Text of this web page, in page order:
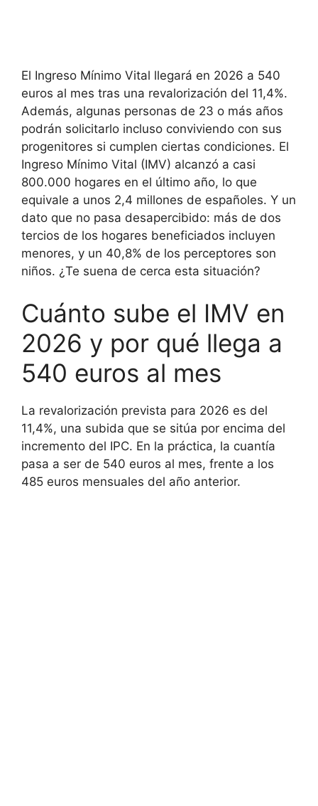
El Ingreso Mínimo Vital llegará en 2026 a 540
euros al mes tras una revalorización del 11,4%.
Además, algunas personas de 23 o más años
podrán solicitarlo incluso conviviendo con sus
progenitores si cumplen ciertas condiciones. El
Ingreso Mínimo Vital (IMV) alcanzó a casi
800.000 hogares en el último año, lo que
equivale a unos 2,4 millones de españoles. Y un
dato que no pasa desapercibido: más de dos
tercios de los hogares beneficiados incluyen
menores, y un 40,8% de los perceptores son
niños. ¿Te suena de cerca esta situación?
Cuánto sube el IMV en
2026 y por qué llega a
540 euros al mes
La revalorización prevista para 2026 es del
11,4%, una subida que se sitúa por encima del
incremento del IPC. En la práctica, la cuantía
pasa a ser de 540 euros al mes, frente a los
485 euros mensuales del año anterior.